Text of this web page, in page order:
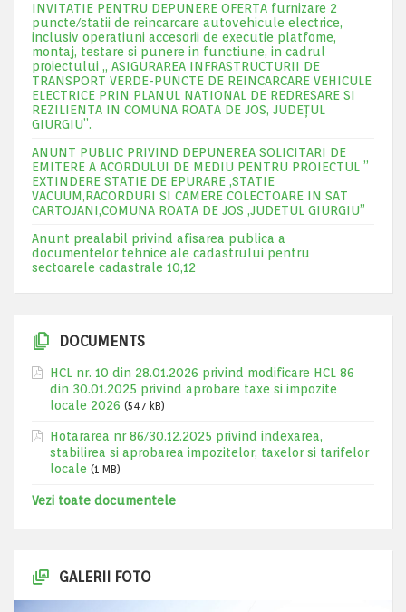
INVITATIE PENTRU DEPUNERE OFERTA furnizare 2
puncte/statii de reincarcare autovehicule electrice,
inclusiv operatiuni accesorii de executie platfome,
montaj, testare si punere in functiune, in cadrul
proiectului „ ASIGURAREA INFRASTRUCTURII DE
TRANSPORT VERDE-PUNCTE DE REINCARCARE VEHICULE
ELECTRICE PRIN PLANUL NATIONAL DE REDRESARE SI
REZILIENTA IN COMUNA ROATA DE JOS, JUDEŢUL
GIURGIU”.
ANUNT PUBLIC PRIVIND DEPUNEREA SOLICITARI DE
EMITERE A ACORDULUI DE MEDIU PENTRU PROIECTUL ”
EXTINDERE STATIE DE EPURARE ,STATIE
VACUUM,RACORDURI SI CAMERE COLECTOARE IN SAT
CARTOJANI,COMUNA ROATA DE JOS ,JUDETUL GIURGIU”
Anunt prealabil privind afisarea publica a
documentelor tehnice ale cadastrului pentru
sectoarele cadastrale 10,12
DOCUMENTS
HCL nr. 10 din 28.01.2026 privind modificare HCL 86
din 30.01.2025 privind aprobare taxe si impozite
locale 2026 (547 kB)
Hotararea nr 86/30.12.2025 privind indexarea,
stabilirea si aprobarea impozitelor, taxelor si tarifelor
locale (1 MB)
Vezi toate documentele
GALERII FOTO